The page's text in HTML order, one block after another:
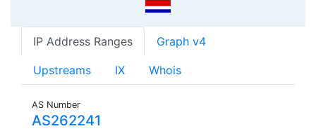
IP Address Ranges Graph v4
Upstreams IX Whois
AS Number
AS262241